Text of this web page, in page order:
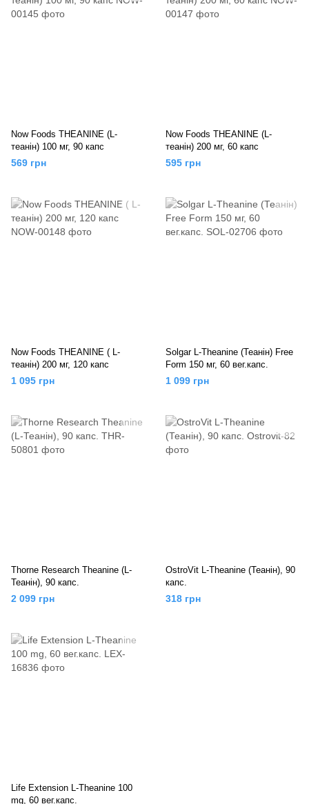
Now Foods THEANINE (L-
теанін) 100 мг, 90 капс
569 грн
Now Foods THEANINE (L-
теанін) 200 мг, 60 капс
595 грн
Now Foods THEANINE ( L-
теанін) 200 мг, 120 капс
1 095 грн
Solgar L-Theanine (Теанін) Free
Form 150 мг, 60 вег.капс.
1 099 грн
Thorne Research Theanine (L-
Теанін), 90 капс.
2 099 грн
OstroVit L-Theanine (Теанін), 90
капс.
318 грн
Life Extension L-Theanine 100
mg, 60 вег.капс.